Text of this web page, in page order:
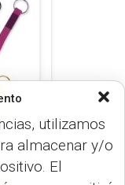
utilizamos
almacenar y/o
El